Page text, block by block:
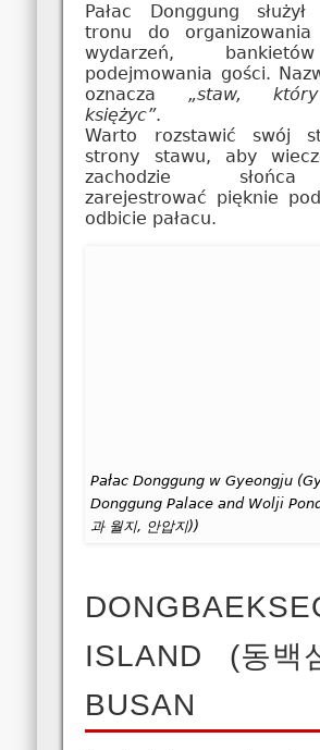
Pałac Donggung
tronu do organizowania
wydarzeń,
podejmowania gości.
oznacza „staw,
księżyc”.
Warto rozstawić swój
strony stawu, aby
zachodzie
zarejestrować pięknie
odbicie pałacu.
Pałac Donggung w Gyeongju
Donggung Palace and Wolji
과 월지, 안압지))
ISLAND (동백
BUSAN